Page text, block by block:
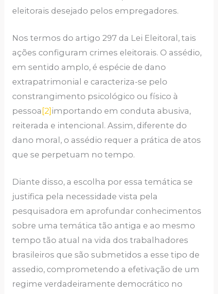
eleitorais desejado pelos empregadores.
Nos termos do artigo 297 da Lei Eleitoral, tais
ações configuram crimes eleitorais. O assédio,
em sentido amplo, é espécie de dano
extrapatrimonial e caracteriza-se pelo
constrangimento psicológico ou físico à
pessoa [2] importando em conduta abusiva,
reiterada e intencional. Assim, diferente do
dano moral, o assédio requer a prática de atos
que se perpetuam no tempo.
Diante disso, a escolha por essa temática se
justifica pela necessidade vista pela
pesquisadora em aprofundar conhecimentos
sobre uma temática tão antiga e ao mesmo
tempo tão atual na vida dos trabalhadores
brasileiros que são submetidos a esse tipo de
assedio, comprometendo a efetivação de um
regime verdadeiramente democrático no